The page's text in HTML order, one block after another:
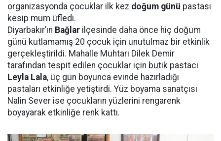
organizasyonda çocuklar ilk kez doğum günü pastası
kesip mum üfledi.
Diyarbakır’ın Bağlar ilçesinde daha önce hiç doğum
günü kutlamamış 20 çocuk için unutulmaz bir etkinlik
gerçekleştirildi. Mahalle Muhtarı Dilek Demir
tarafından tespit edilen çocuklar için butik pastacı
Leyla Lala, üç gün boyunca evinde hazırladığı
pastaları etkinliğe yetiştirdi. Yüz boyama sanatçısı
Nalin Sever ise çocukların yüzlerini rengarenk
boyayarak etkinliğe renk kattı.